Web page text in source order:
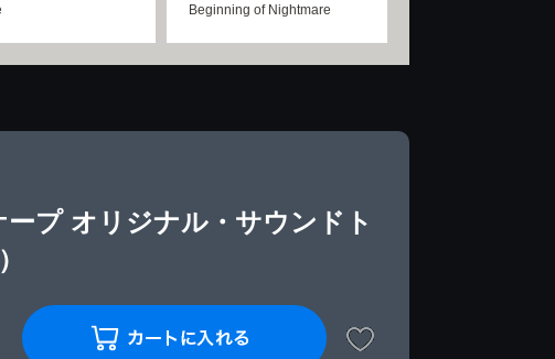
Beginning of Nightmare
プ オリジナル・サウンドト